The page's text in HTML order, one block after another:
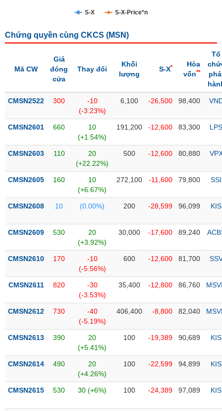
cổ
Quy
trường
yết
yết
Niêm
bổ
sung
Hủy
niêm
Theo
đặc
Không
ký
quỹ
Danh
mục
Cổ
S-X S-X-Price*n
Chứng quyền cùng CKCS (MSN)
Mã CW
Giá
đóng
cửa
Thay đổi
Khối
lượng
S-X*
Hòa
vốn**
Tổ
CMSN2522 300
-10
(-3.23%)
6,100 -26,500 98,400
CMSN2601 660
10
(+1.54%)
191,200 -12,600 83,300 LPS
CMSN2603 110
20
(+22.22%)
500 -12,600 80,880
CMSN2605 160
10
(+6.67%)
272,100 -11,600 79,800 SSI
CMSN2608 10 (0.00%) 200 -28,599 96,099 KIS
CMSN2609 530
20
(+3.92%)
30,000 -17,600 89,240
CMSN2610 170
-10
(-5.56%)
600 -12,600 81,700
CMSN2611 820
-30
(-3.53%)
35,400 -12,800 86,760
CMSN2612 730
-40
(-5.19%)
406,400 -8,800 82,040
CMSN2613 390
20
(+5.41%)
100 -19,389 90,689 KIS
CMSN2614 490
20
(+4.26%)
100 -22,599 94,899 KIS
CMSN2615 530 30 (+6%) 100 -24,389 97,089 KIS
NGÀNH
PHIẾU
SINH
PHIẾU
CỤ
ĐẦU
DỮ
TIN